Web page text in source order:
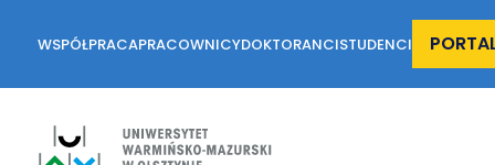
WSPÓŁPRACAPRACOWNICYDOKTORANCISTUDENCI